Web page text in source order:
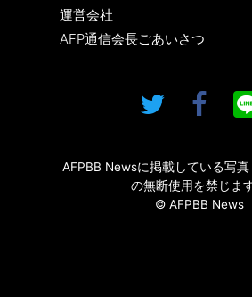
運営会社
AFP通信会長ごあいさつ
AFPBB Newsに掲載している写
の無断使用を禁じます
© AFPBB News